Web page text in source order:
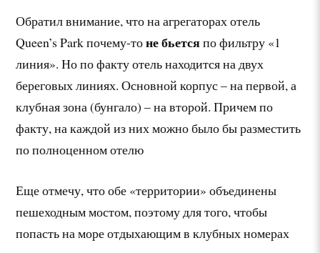
Обратил внимание, что на агрегаторах отель
Queen’s Park почему-тоне бьетсяпо фильтру «1
линия». Но по факту отель находится на двух
береговых линиях. Основной корпус – на первой, а
клубная зона (бунгало) – на второй. Причем по
факту, на каждой из них можно было бы разместить
по полноценном отелю
Еще отмечу, что обе «территории» объединены
пешеходным мостом, поэтому для того, чтобы
попасть на море отдыхающим в клубных номерах